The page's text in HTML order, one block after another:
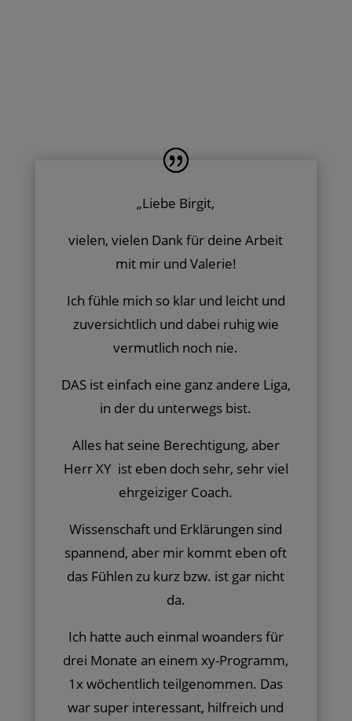
„Liebe Birgit,
vielen, vielen Dank für deine Arbeit
mit mir und Valerie!
Ich fühle mich so klar und leicht und
zuversichtlich und dabei ruhig wie
vermutlich noch nie.
DAS ist einfach eine ganz andere Liga,
in der du unterwegs bist.
Alles hat seine Berechtigung, aber
Herr XY ist eben doch sehr, sehr viel
ehrgeiziger Coach.
Wissenschaft und Erklärungen sind
spannend, aber mir kommt eben oft
das Fühlen zu kurz bzw. ist gar nicht
da.
Ich hatte auch einmal woanders für
drei Monate an einem xy-Programm,
1x wöchentlich teilgenommen. Das
war super interessant, hilfreich und